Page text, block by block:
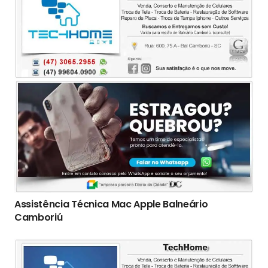
Assistência Técnica Mac Apple Balneário
Camboriú